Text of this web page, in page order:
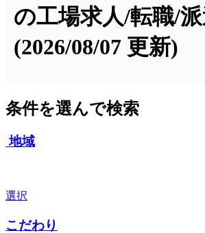
の工場求人/転職/
(2026/08/07 更新)
条件を選んで検索
地域
選択
こだわり